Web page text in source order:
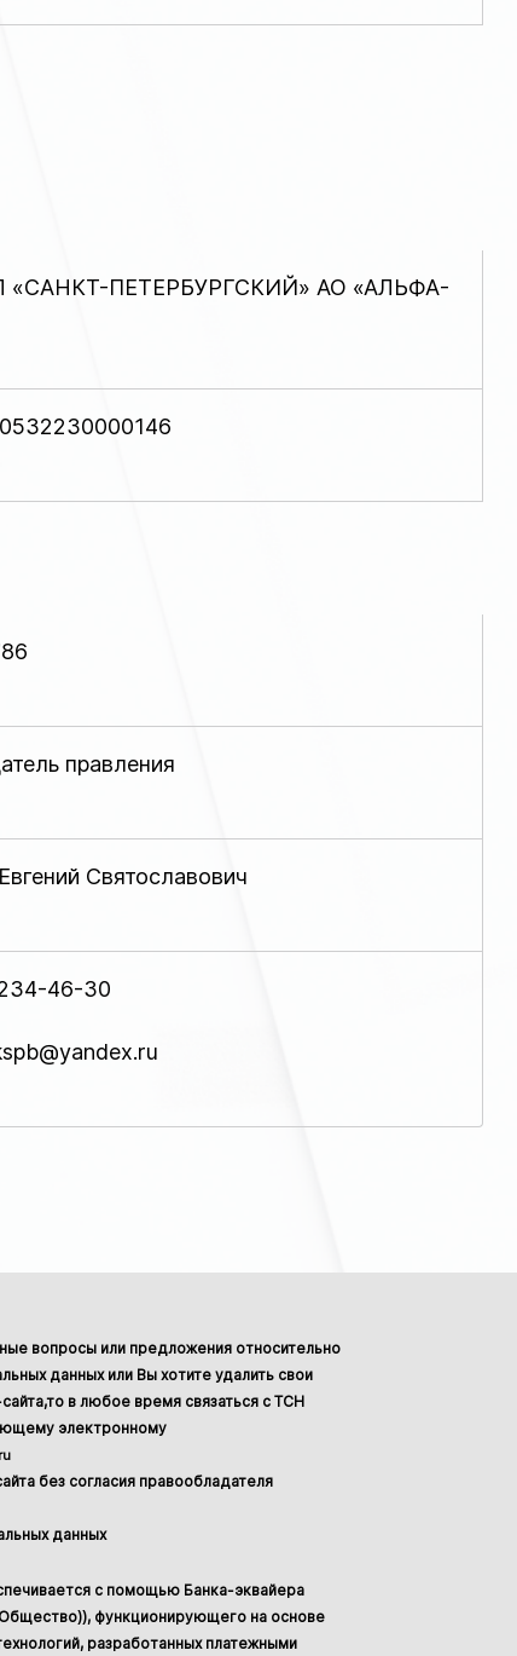
ПЕТЕРБУРГСКИЙ» АО «АЛЬФА-
правления
Святославович
46-30
вопросы или предложения относительно
данных или Вы хотите удалить свои
в любое время связаться с ТСН
электронному
без согласия правообладателя
данных
с помощью Банка-эквайера
функционирующего на основе
разработанных платежными